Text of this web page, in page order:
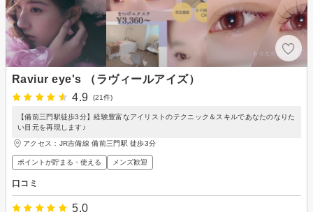
Raviur eye's （ラヴィールアイズ）
4.9
(21件)
【備前三門駅徒歩3分】経験豊富なアイリストのテクニック＆スキルであなたのなりた
い目元を再現します♪
アクセス：JR吉備線 備前三門駅 徒歩3分
ポイントが貯まる・使える メンズ歓迎
口コミ
5.0